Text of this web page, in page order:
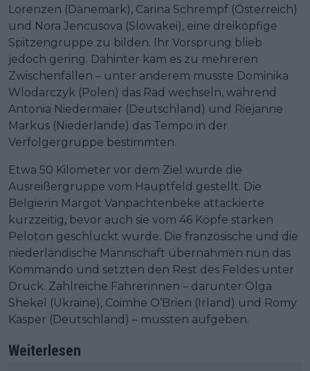
Lorenzen (Dänemark), Carina Schrempf (Österreich)
und Nora Jencusova (Slowakei), eine dreiköpfige
Spitzengruppe zu bilden. Ihr Vorsprung blieb
jedoch gering. Dahinter kam es zu mehreren
Zwischenfällen – unter anderem musste Dominika
Wlodarczyk (Polen) das Rad wechseln, während
Antonia Niedermaier (Deutschland) und Riejanne
Markus (Niederlande) das Tempo in der
Verfolgergruppe bestimmten.
Etwa 50 Kilometer vor dem Ziel wurde die
Ausreißergruppe vom Hauptfeld gestellt. Die
Belgierin Margot Vanpachtenbeke attackierte
kurzzeitig, bevor auch sie vom 46 Köpfe starken
Peloton geschluckt wurde. Die französische und die
niederländische Mannschaft übernahmen nun das
Kommando und setzten den Rest des Feldes unter
Druck. Zahlreiche Fahrerinnen – darunter Olga
Shekel (Ukraine), Coimhe O’Brien (Irland) und Romy
Kasper (Deutschland) – mussten aufgeben.
Weiterlesen